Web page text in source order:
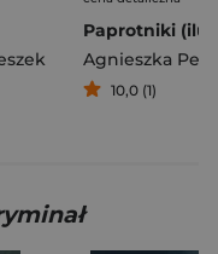
Agnieszka
10,0 (1)